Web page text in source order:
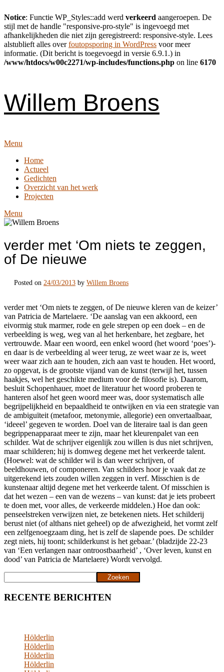
Notice: Functie WP_Styles::add werd verkeerd aangeroepen. De
stijl met de handle "responsive-pro-style" is ingevoegd met
afhankelijkheden die niet zijn geregistreerd: responsive-style. Lees
alstublieft alles overfoutopsporing in WordPress voor meer
informatie. (Dit bericht is toegevoegd in versie 6.9.1.) in
/www/htdocs/w00c2271/wp-includes/functions.php on line 6170
Willem Broens
Menu
Home
Actueel
Gedichten
Overzicht van het werk
Projecten
Menu
verder met ‘Om niets te zeggen,
of De nieuwe
Posted on 24/03/2013 by Willem Broens
verder met ‘Om niets te zeggen, of De nieuwe kleren van de keizer’
van Patricia de Martelaere. ‘De aanslag van een akkoord, een
eivormig stuk marmer, rode en gele strepen op een doek – en de
verbeelding is weg, weg van al het herkenbare, het zegbare, het
vertrouwde. Maar een woord, een enkel woord (het woord ‘poes’)-
en daar is de verbeelding al weer terug, ze weet waar ze is, weet
weer waar zich aan te houden, zich aan vast te houden. Het woord,
zo opgevat, is de grootste vijand van de kunst (terwijl het, tussen
haakjes, wel het geschikte medium voor de filosofie is). Daarom,
besluit Schopenhauer, moet de literatuur het woord proberen te
hanteren alsof het geen woord meer was, door systematisch alle
begrijpelijkheid en bepaaldheid te ontwijken en via een strategie van
de ambiguïteit (metafoor, metonymie, allegorie) een onvertaalbaar,
‘ideeel’ gegeven te worden. Doel van de literaire taal is dan geen
begrippenapparaat meer te zijn, maar het kleurenpalet van een
schilder. Wat de schrijver eigenlijk zou willen is dus niet schrijven,
maar schilderen; hij is domweg degene met het verkeerde talent.
(Hoewel: wat de schilder wil is dan weer schrijven, of
beeldhouwen, of componeren. Van schilders hoor je vaak dat ze
uitgerekend iets zouden willen zeggen in verf. Misschien is de
kunstenaar altijd degene met het verkeerde talent. Of misschien is
dat het wezen – een van de wezens – van kunst: dat je iets probeert
te doen met, voor alles, de verkeerde middelen.) Hoe dan ook:
penseelstreken verwijzen niet, ze betekenen niets. Het schilderij
berust niet (of althans niet geheel) op de afwezigheid, het vormt zelf
een zelfgenoegzaam ding, het is zelf de slapende poes. De schilder
zegt niets, hij toont; schilderkunst is het gebaar.’ (bladzijde 22-23
van ‘Een verlangen naar ontroostbaarheid’ , ‘Over leven, kunst en
dood’ van Patricia de Martelaere) Wordt vervolgd.
Zoeken
RECENTE BERICHTEN
Hölderlin
Hölderlin
Hölderlin
Hölderlin